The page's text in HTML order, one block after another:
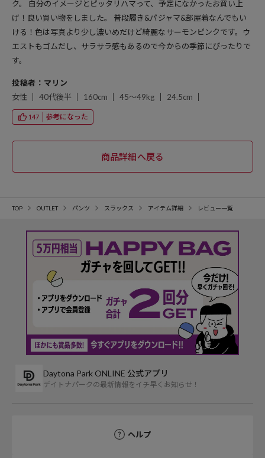
ク。 自分のイメージとピッタリハマって、予定になかったお買い上
げ！良い買い物をしました。 普段履き&パジャマ&部屋着なんでもい
ける！色は写真より少し濃いめだけど綺麗なサーモンピンクです。ウ
エストもゴムだし、サラサラ感もあるので今からの季節にぴったりで
す。
投稿者：マリン
女性
40代後半 160cm 45～49kg 24.5cm
147 参考になった
TOP OUTLET パンツ スラックス アイテム詳細 レビュー一覧
Daytona Park ONLINE 公式アプリ
デイトナパークの最新情報をイチ早くお知らせ！
ヘルプ